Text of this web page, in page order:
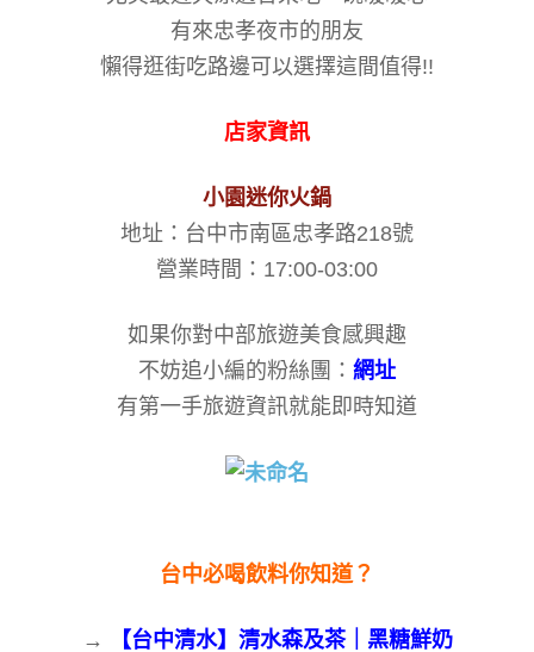
有來忠孝夜市的朋友
懶得逛街吃路邊可以選擇這間值得!!
店家資訊
小園迷你火鍋
地址：台中市南區忠孝路218號
營業時間：17:00-03:00
如果你對中部旅遊美食感興趣
不妨追小編的粉絲團： 網址
有第一手旅遊資訊就能即時知道
台中必喝飲料你知道？
→
【台中清水】清水森及茶｜黑糖鮮奶